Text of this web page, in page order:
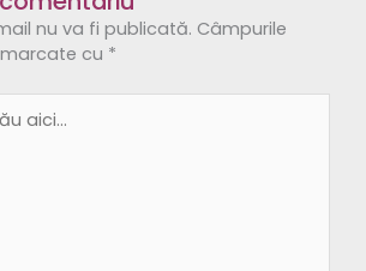
nu va fi publicată. Câmpurile
cu *